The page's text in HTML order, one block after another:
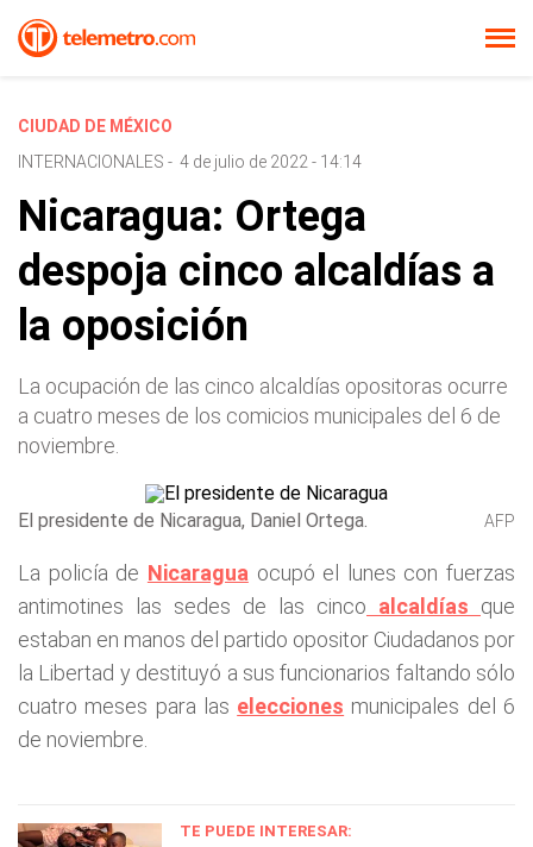
CIUDAD DE MÉXICO
INTERNACIONALES - 4 de julio de 2022 - 14:14
Nicaragua: Ortega
despoja cinco alcaldías a
la oposición
La ocupación de las cinco alcaldías opositoras ocurre
a cuatro meses de los comicios municipales del 6 de
noviembre.
El presidente de Nicaragua, Daniel Ortega. AFP
La policía de Nicaragua ocupó el lunes con fuerzas
antimotines las sedes de las cinco alcaldías que
estaban en manos del partido opositor Ciudadanos por
la Libertad y destituyó a sus funcionarios faltando sólo
cuatro meses para las elecciones municipales del 6
de noviembre.
TE PUEDE INTERESAR: